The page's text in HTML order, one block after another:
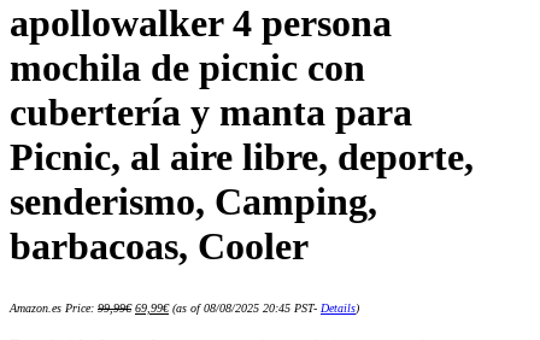
apollowalker 4 persona
mochila de picnic con
cubertería y manta para
Picnic, al aire libre, deporte,
senderismo, Camping,
barbacoas, Cooler
Amazon.es Price: 99,99€ precio
69,99€precio
(as of 08/08/2025 20:45 PST- Details)